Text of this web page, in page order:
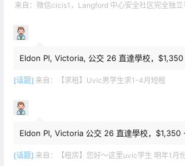
来自： 微信cicis1，Langford 中心安全社区完全独立平地出入一室一厅一书房步行5
Eldon Pl, Victoria, 公交 26 直達學校，
[话题] 来自： 【求租】Uvic男学生求1-4月短租
Eldon Pl, Victoria 公交 26 直達學校，
[话题] 来自： 【租房】您好～这里uvic学生 明年1月份开始 希望找